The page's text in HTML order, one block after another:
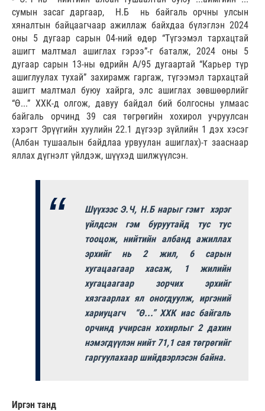
сумын засаг даргаар, Н.Б нь байгаль орчны улсын
хяналтын байцаагчаар ажиллаж байхдаа бүлэглэн 2024
оны 5 дугаар сарын 04-ний өдөр “Түгээмэл тархацтай
ашигт малтмал ашиглах гэрээ”-г баталж, 2024 оны 5
дугаар сарын 13-ны өдрийн А/95 дугаартай “Карьер түр
ашиглуулах тухай” захирамж гаргаж, түгээмэл тархацтай
ашигт малтмал буюу хайрга, элс ашиглах зөвшөөрлийг
“Ө...” ХХК-д олгож, давуу байдал бий болгосны улмаас
байгаль орчинд 39 сая төгрөгийн хохирол учруулсан
хэрэгт Эрүүгийн хуулийн 22.1 дүгээр зүйлийн 1 дэх хэсэг
(Албан тушаалын байдлаа урвуулан ашиглах)-т зааснаар
яллах дүгнэлт үйлдэж, шүүхэд шилжүүлсэн.
Шүүхээс Э.Ч, Н.Б нарыг гэмт хэрэг
үйлдсэн гэм буруутайд тус тус
тооцож, нийтийн албанд ажиллах
эрхийг нь 2 жил, 6 сарын
хугацаагаар хасаж, 1 жилийн
хугацаагаар зорчих эрхийг
хязгаарлах ял оногдуулж, иргэний
хариуцагч “Ө...” ХХК иас байгаль
орчинд учирсан хохирлыг 2 дахин
нэмэгдүүлэн нийт 71,1 сая төгрөгийг
гаргуулахаар шийдвэрлэсэн байна.
Иргэн танд